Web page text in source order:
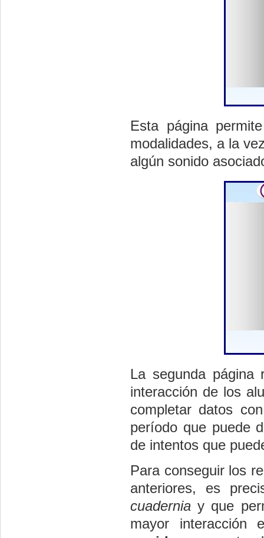
Esta página
modalidades, a la
algún sonido
La segunda página
interacción de los
completar datos
período que puede
de intentos que
Para conseguir los
anteriores, es
cuadernia y que
mayor